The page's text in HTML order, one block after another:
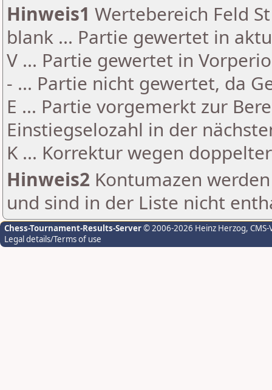
Hinweis1 Wertebereich Feld
blank ... Partie gewertet in
V ... Partie gewertet in
- ... Partie nicht gewertet, da
E ... Partie vorgemerkt zur
Einstiegselozahl in der
K ... Korrektur wegen
Hinweis2 Kontumazen
und sind in der Liste nicht
Chess-Tournament-Results-Server© 2006-2026 Heinz Herzog,
Legal details/Terms of use